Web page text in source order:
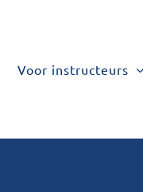
Voor instructeurs